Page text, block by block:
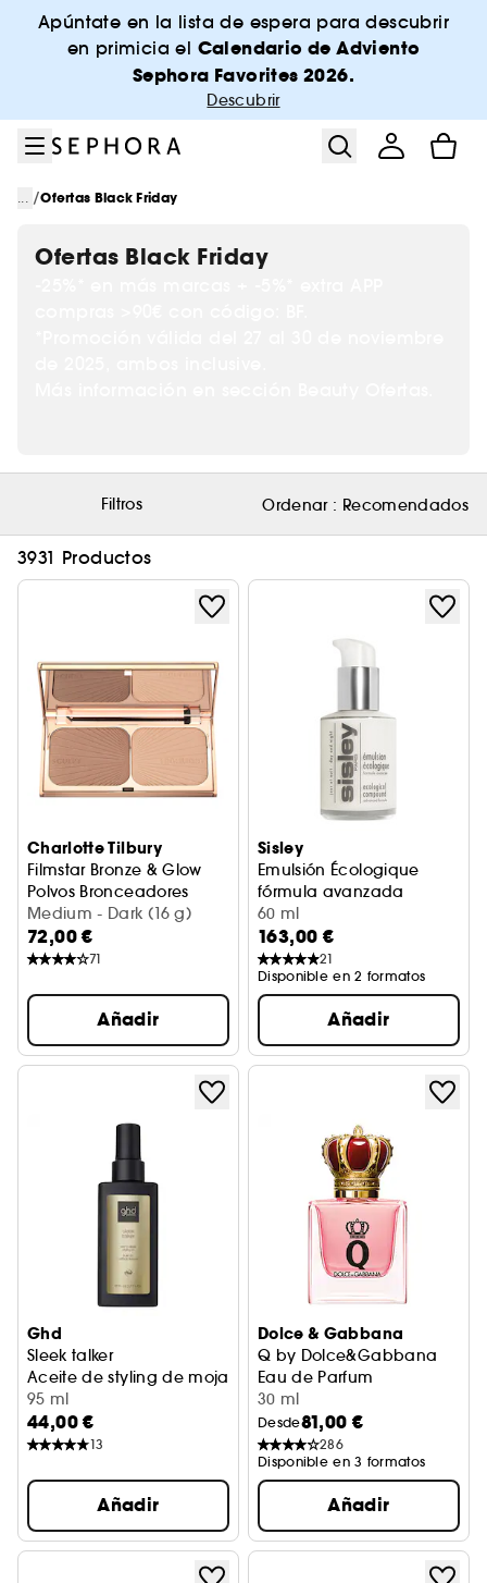
Ir al menú
Ir al contenido principal
Ir al pie de página
Apúntate en la lista de espera para descubrir
en primicia el Calendario de Adviento
Sephora Favorites 2026.
Descubrir
... /Ofertas Black Friday
Ofertas Black Friday
Filtros Ordenar : Recomendados
3931 Productos
Charlotte Tilbury
Filmstar Bronze & Glow
Polvos Bronceadores
Medium - Dark (16 g)
72,00 €
71
Añadir
Sisley
Emulsión Écologique
fórmula avanzada
Tratamiento hidratante
60 ml
163,00 €
21
Disponible en 2 formatos
Añadir
Ghd
Sleek talker
Aceite de styling de mojado a pulido
95 ml
44,00 €
13
Añadir
Dolce & Gabbana
Q by Dolce&Gabbana
Eau de Parfum
30 ml
Desde81,00 €
286
Disponible en 3 formatos
Añadir